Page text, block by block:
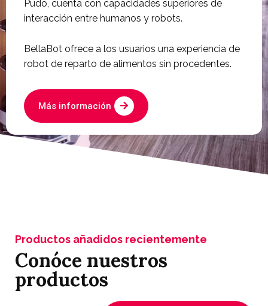
Pudo, cuenta con capacidades superiores de
interacción entre humanos y robots.
BellaBot ofrece a los usuarios una experiencia de
robot de reparto de alimentos sin procedentes.
Más información
Productos añadidos recientemente
Conóce nuestros
productos